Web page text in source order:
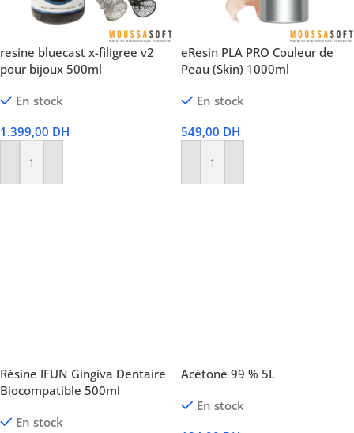
resine bluecast x-filigree v2
pour bijoux 500ml
En stock
1.399,00 DH
Ajouter Au Panier
eResin PLA PRO Couleur de
Peau (Skin) 1000ml
En stock
549,00 DH
Ajouter Au Panier
Résine IFUN Gingiva Dentaire
Biocompatible 500ml
En stock
Acétone 99 % 5L
En stock